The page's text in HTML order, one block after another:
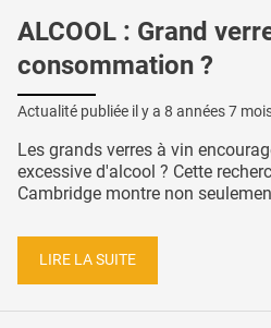
ALCOOL : Grand
consommation ?
Actualité publiée il y a 8 années 7
Les grands verres à vin
excessive d'alcool ? Cette
Cambridge montre non
LIRE LA SUITE